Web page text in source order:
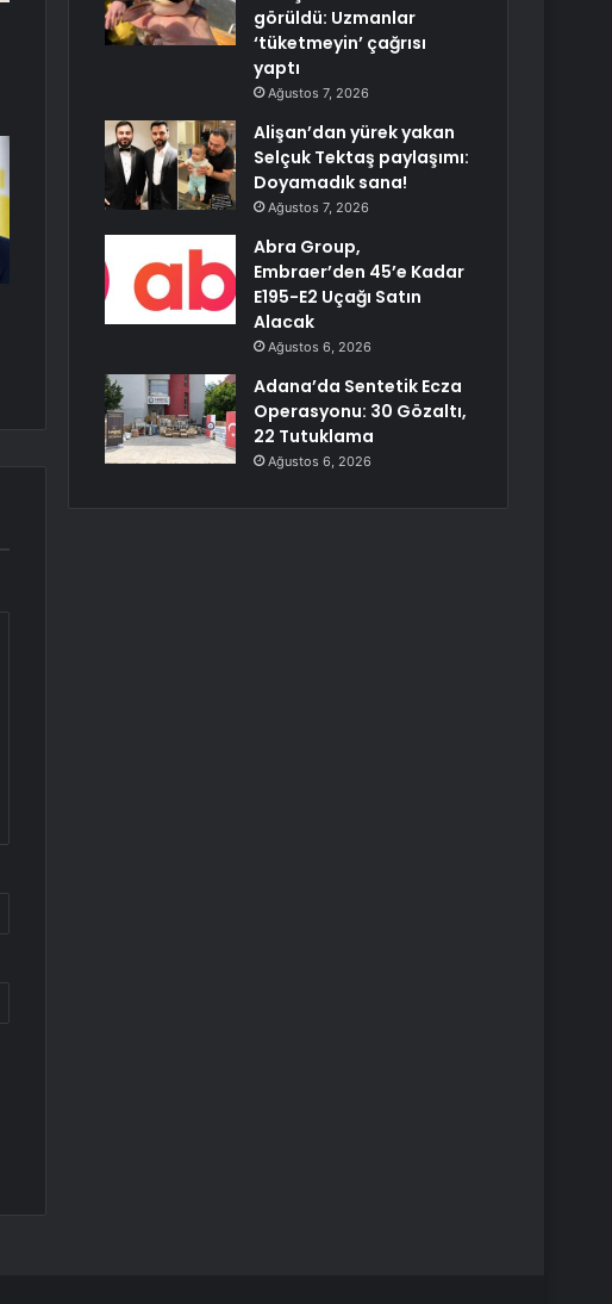
görüldü: Uzmanlar
‘tüketmeyin’ çağrısı
yaptı
Ağustos 7, 2026
Alişan’dan yürek yakan
Selçuk Tektaş paylaşımı:
Doyamadık sana!
Ağustos 7, 2026
Abra Group,
Embraer’den 45’e Kadar
E195-E2 Uçağı Satın
Alacak
Ağustos 6, 2026
Adana’da Sentetik Ecza
Operasyonu: 30 Gözaltı,
22 Tutuklama
Ağustos 6, 2026